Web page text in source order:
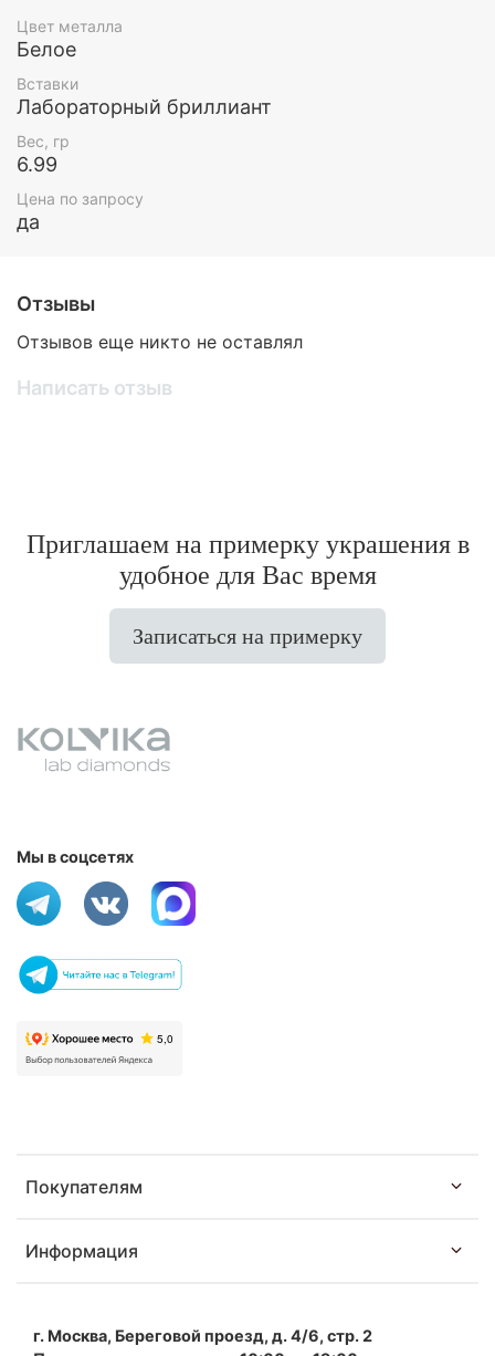
Цвет металла
Белое
Вставки
Лабораторный бриллиант
Вес, гр
6.99
Цена по запросу
да
Отзывы
Отзывов еще никто не оставлял
Написать отзыв
Приглашаем на примерку украшения в
удобное для Вас время
Записаться на примерку
Покупателям
Информация
Мы в соцсетях
г. Москва, Береговой проезд, д. 4/6, стр. 2